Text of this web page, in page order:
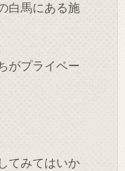
白馬にある施
がプライベー
てみてはいか